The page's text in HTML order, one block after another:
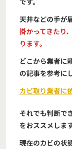
天井などの手が
掛かってきたり
ります。
どこから業者に
の記事を参考に
カビ取り業者に
それでも判断で
をおススメします
現在のカビの状